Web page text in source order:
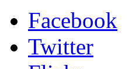
Facebook
Twitter